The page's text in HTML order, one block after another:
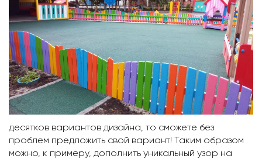
десятков вариантов дизайна, то сможете без
проблем предложить свой вариант! Таким образом
можно, к примеру, дополнить уникальный узор на